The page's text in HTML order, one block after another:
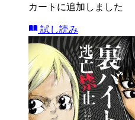
カートに追加しました
試し読み